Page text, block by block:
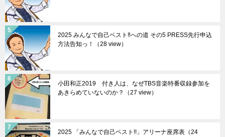
2025 みんなで自己ベスト‼︎への道 その5 PRESS先行申込
方法告知っ！（28 view）
小田和正2019 付き人は、なぜTBS音楽特番収録参加を
あきらめていないのか？（27 view）
2025 「みんなで自己ベスト!!」アリーナ座席表（24